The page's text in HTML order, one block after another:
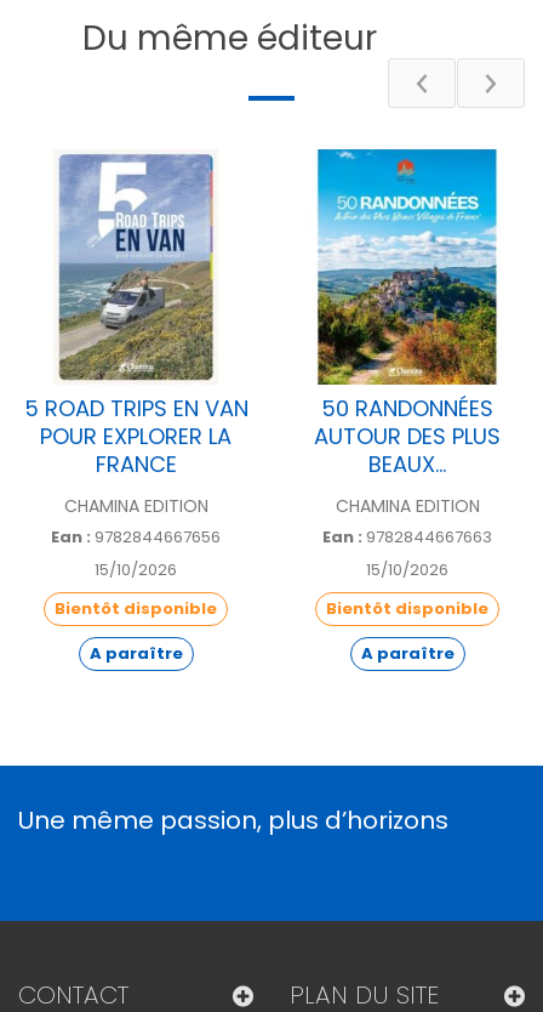
Poids 11.1 g
DESCRIPTIF
Du même éditeur
5 ROAD TRIPS EN VAN
POUR EXPLORER LA
FRANCE
CHAMINA EDITION
Ean : 9782844667656
15/10/2026
Bientôt disponible
A paraître
50 RANDONNÉES
AUTOUR DES PLUS
BEAUX...
CHAMINA EDITION
Ean : 9782844667663
15/10/2026
Bientôt disponible
A paraître
Une même passion, plus d’horizons
CONTACT PLAN DU SITE